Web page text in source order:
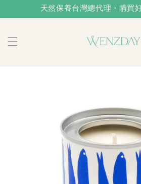
天然保養台灣總代理・購買